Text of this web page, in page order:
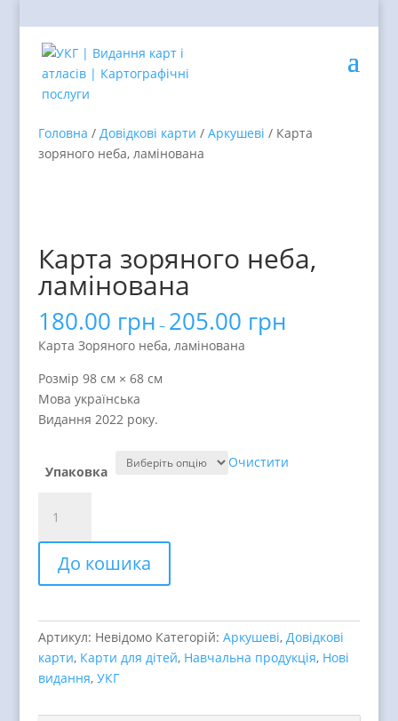
Головна / Довідкові карти / Аркушеві / Карта
зоряного неба, ламінована
Карта зоряного неба,
ламінована
180.00 грн – 205.00 грн
Карта Зоряного неба, ламінована
Розмір 98 см × 68 см
Мова українська
Видання 2022 року.
Упаковка
Очистити
зоряного
неба,
ламінована
quantity
До кошика
Артикул: Невідомо Категорій: Аркушеві, Довідкові
карти, Карти для дітей, Навчальна продукція, Нові
видання, УКГ